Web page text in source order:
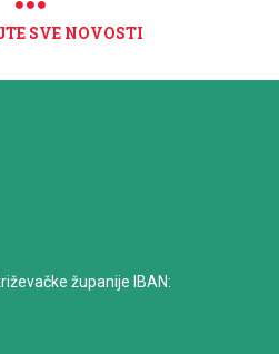
SVE NOVOSTI
županije IBAN: